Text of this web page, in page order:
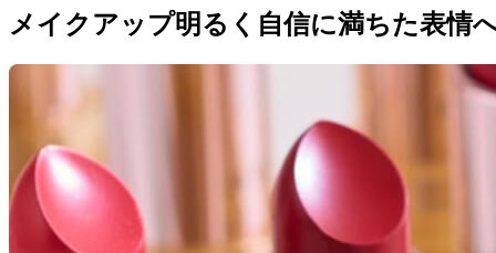
メイクアップ明るく自信に満ちた表情